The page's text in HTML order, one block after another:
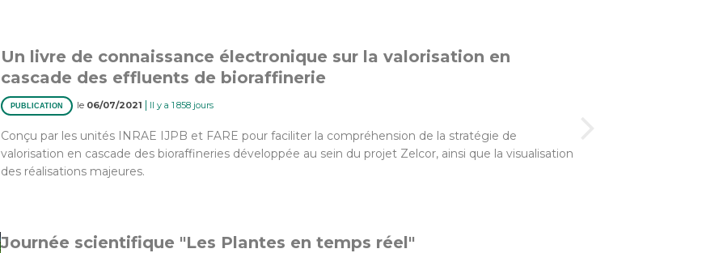
Un livre de connaissance électronique sur la valorisation en
cascade des effluents de bioraffinerie
PUBLICATION le 06/07/2021 | Il y a 1 858 jours
Conçu par les unités INRAE IJPB et FARE pour faciliter la compréhension de la stratégie de
valorisation en cascade des bioraffineries développée au sein du projet Zelcor, ainsi que la visualisation
des réalisations majeures.
Journée scientifique "Les Plantes en temps réel"